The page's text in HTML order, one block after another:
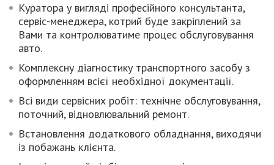
Куратора у вигляді професійного консультанта,
сервіс-менеджера, котрий буде закріплений за
Вами та контролюватиме процес обслуговування
авто.
Комплексну діагностику транспортного засобу з
оформленням всієї необхідної документації.
Всі види сервісних робіт: технічне обслуговування,
поточний, відновлювальний ремонт.
Встановлення додаткового обладнання, виходячи
із побажань клієнта.